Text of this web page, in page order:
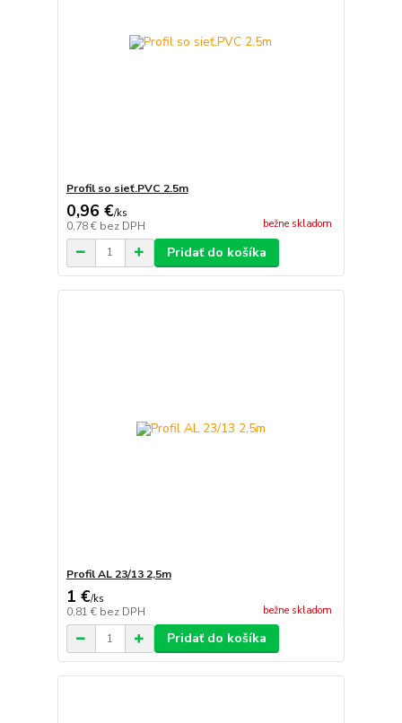
Profil so sieť.PVC 2.5m
0,96 €/ks
0,78 € bez DPH bežne skladom
Pridať do košíka
Profil AL 23/13 2,5m
1 €/ks
0,81 € bez DPH bežne skladom
Pridať do košíka